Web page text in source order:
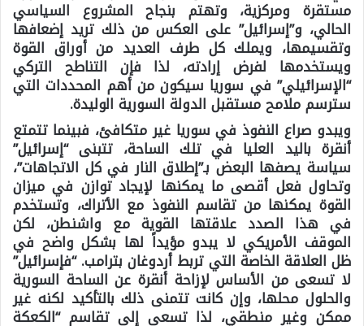
مستقرة ومركزية، وتهتم بنجاح المشروع السياسي
الحالي، و”إسرائيل” على العكس من ذلك تريد إضعافها
وتقسيمها، ويملك كل طرف العديد من أوراق القوة
ويستخدمها لفرض إرادته، لذا فإن التناطح التركي
“الإسرائيلي” في سوريا سيكون من أهم المحددات التي
سترسم ملامح مستقبل الدولة السورية الوليدة.
ويبدو صراع النفوذ في سوريا غير متكافئ، فبينما تتمتع
أنقرة باليد العليا في تلك الساحة، تتبنى “إسرائيل”
سياسة يصفها البعض بـ”إطلاق النار في كل الاتجاهات”،
وتحاول فعل أقصى ما يمكنها لإيجاد توازن في ميزان
القوة يمكنها من تقاسم النفوذ مع الأتراك، وتستخدم
في هذا الصدد علاقتها القوية مع واشنطن، لكن
الموقف الأمريكي لا يبدو مؤيداً لها بشكل واضح في
ظل العلاقة الخاصة التي تربط أردوغان بترامب. “فإسرائيل”
لا تسعى من الأساس لإزاحة أنقرة عن الساحة السورية
والحلول محلها، وإن كانت تتمنى ذلك بالتأكيد لكنه غير
ممكن وغير منطقي، لذا تسعى إلى تقاسم “الكعكة